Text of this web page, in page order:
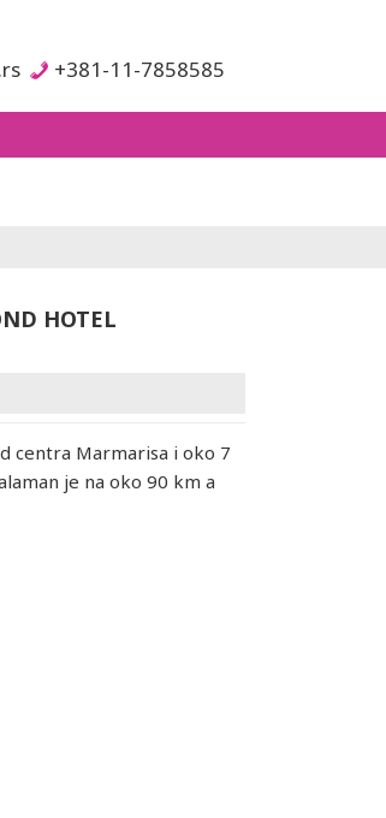
+381-11-7858585
HOTEL
centra Marmarisa i oko 7
je na oko 90 km a